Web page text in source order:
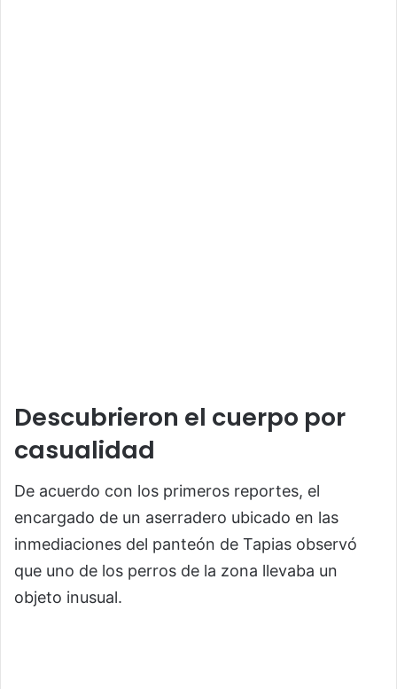
Descubrieron el cuerpo por
casualidad
De acuerdo con los primeros reportes, el
encargado de un aserradero ubicado en las
inmediaciones del panteón de Tapias observó
que uno de los perros de la zona llevaba un
objeto inusual.